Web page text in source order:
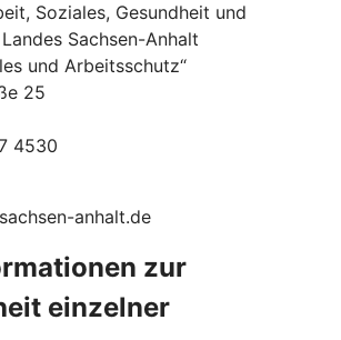
Soziales, Gesundheit und
Sachsen-Anhalt
und Arbeitsschutz“
25
4530
anhalt.de
zur
einzelner